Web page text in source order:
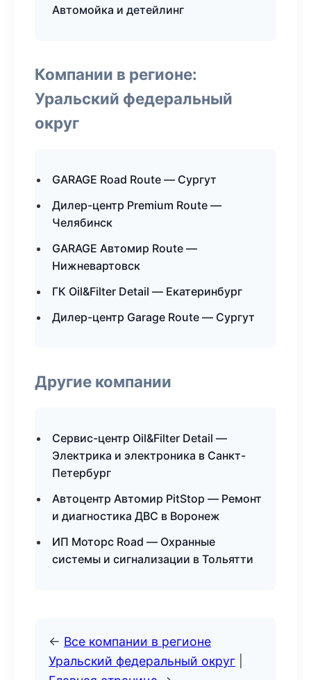
Автомойка и детейлинг
Компании в регионе:
Уральский федеральный
округ
GARAGE Road Route — Сургут
Дилер-центр Premium Route —
Челябинск
GARAGE Автомир Route —
Нижневартовск
ГК Oil&Filter Detail — Екатеринбург
Дилер-центр Garage Route — Сургут
Другие компании
Сервис-центр Oil&Filter Detail —
Электрика и электроника в Санкт-
Петербург
Автоцентр Автомир PitStop — Ремонт
и диагностика ДВС в Воронеж
ИП Моторс Road — Охранные
системы и сигнализации в Тольятти
← Все компании в регионе
Уральский федеральный округ